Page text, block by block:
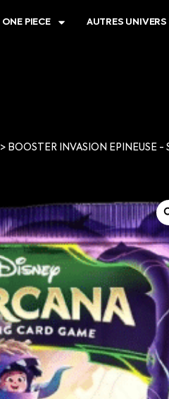
ONE PIECE AUTRES UNIVERS
> BOOSTER INVASION EPINEUSE